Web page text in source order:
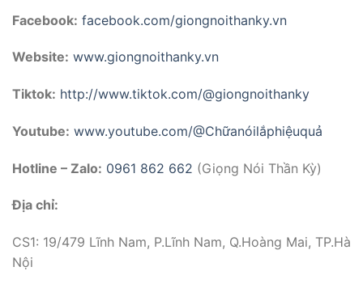
Facebook: facebook.com/giongnoithanky.vn
Website: www.giongnoithanky.vn
Tiktok: http://www.tiktok.com/@giongnoithanky
Youtube: www.youtube.com/@Chữanóilắphiệuquả
Hotline – Zalo: 0961 862 662 (Giọng Nói Thần Kỳ)
Địa chỉ:
CS1: 19/479 Lĩnh Nam, P.Lĩnh Nam, Q.Hoàng Mai, TP.Hà
Nội